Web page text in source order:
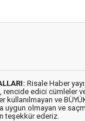
Risale Haber
rencide edici cümleler
kullanılmayan ve
uygun olmayan ve
teşekkür ederiz.